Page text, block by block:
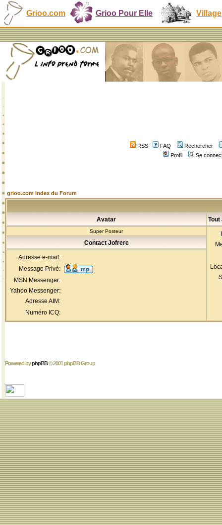
Grioo.com Grioo Pour Elle Village
RSS FAQ
Rechercher
Profil
Se
grioo.com Index du Forum
Avatar Tout
Super Posteur
Contact Jofrere
Adresse e-mail:
Message Privé:
MSN Messenger:
Yahoo Messenger:
Adresse AIM:
Numéro ICQ:
Powered byphpBB© 2001 phpBB Group